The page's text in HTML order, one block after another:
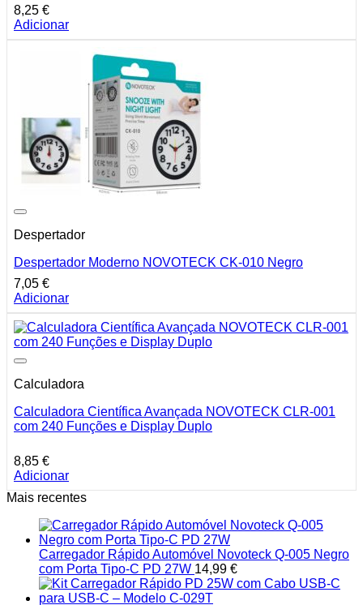
8,25 €
Adicionar
Despertador
Despertador Moderno NOVOTECK CK-010 Negro
7,05 €
Adicionar
Calculadora
Calculadora Científica Avançada NOVOTECK CLR-001
com 240 Funções e Display Duplo
8,85 €
Adicionar
Mais recentes
Carregador Rápido Automóvel Novoteck Q-005 Negro
com Porta Tipo-C PD 27W 14,99 €